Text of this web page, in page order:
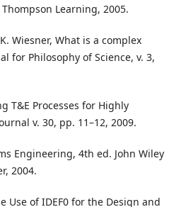
Learning, 2005.
Wiesner, What is a complex
for Philosophy of Science, v. 3,
T&E Processes for Highly
v. 30, pp. 11–12, 2009.
Engineering, 4th ed. John Wiley
2004.
Use of IDEF0 for the Design and